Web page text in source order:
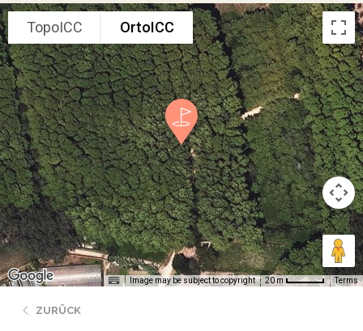
TopoICC OrtoICC
Image may be subject to copyright 20 m Terms
ZURÜCK